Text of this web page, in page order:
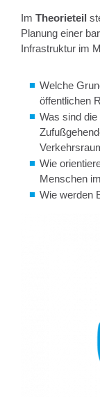
Im Theorieteil
Planung einer
Infrastruktur im
Welche
öffentlichen
Was sind
Wie
Menschen
Wie werden